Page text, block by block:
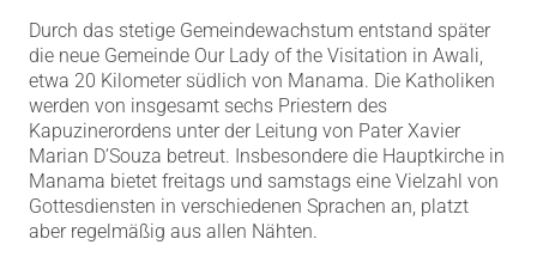
Durch das stetige Gemeindewachstum entstand später
die neue Gemeinde Our Lady of the Visitation in Awali,
etwa 20 Kilometer südlich von Manama. Die Katholiken
werden von insgesamt sechs Priestern des
Kapuzinerordens unter der Leitung von Pater Xavier
Marian D’Souza betreut. Insbesondere die Hauptkirche in
Manama bietet freitags und samstags eine Vielzahl von
Gottesdiensten in verschiedenen Sprachen an, platzt
aber regelmäßig aus allen Nähten.